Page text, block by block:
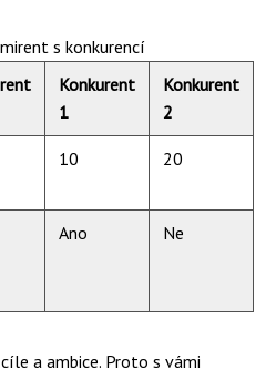
s konkurencí
Konkurent
1
Konkurent
2
10 20
Ano Ne
a ambice. Proto s vámi